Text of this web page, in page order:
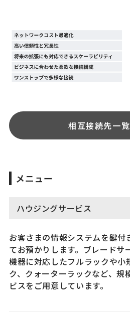
相互接続先一
メニュー
ハウジングサービス
お客さまの情報システムを鍵付
てお預かりします。ブレードサ
機器に対応したフルラックや小
ク、クォーターラックなど、規
ビスをご用意しています。